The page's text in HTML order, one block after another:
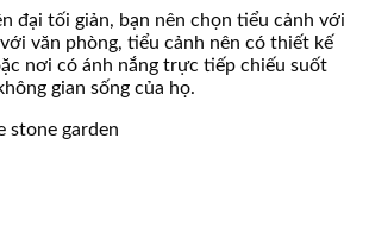
đại tối giản, bạn nên chọn tiểu cảnh với
văn phòng, tiểu cảnh nên có thiết kế
nơi có ánh nắng trực tiếp chiếu suốt
gian sống của họ.